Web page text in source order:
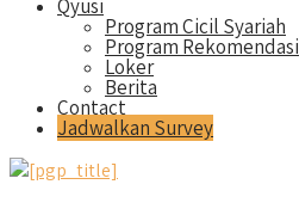
Qyusi
Program Cicil Syariah
Program Rekomendasi
Loker
Berita
Contact
Jadwalkan Survey